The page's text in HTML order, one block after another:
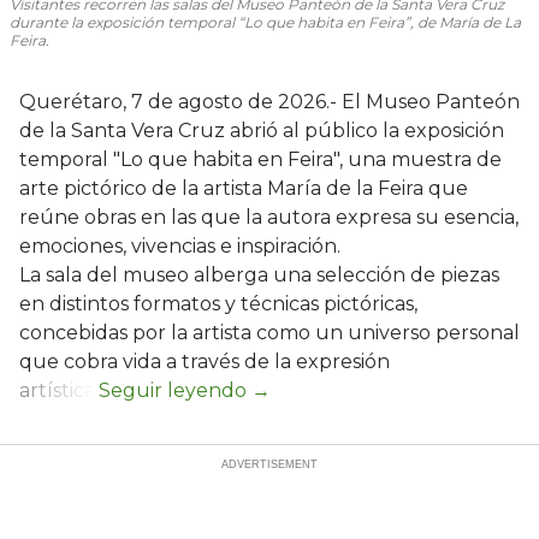
Visitantes recorren las salas del Museo Panteón de la Santa Vera Cruz
durante la exposición temporal “Lo que habita en Feira”, de María de La
Feira.
Querétaro, 7 de agosto de 2026.- El Museo Panteón
de la Santa Vera Cruz abrió al público la exposición
temporal "Lo que habita en Feira", una muestra de
arte pictórico de la artista María de la Feira que
reúne obras en las que la autora expresa su esencia,
emociones, vivencias e inspiración.
La sala del museo alberga una selección de piezas
en distintos formatos y técnicas pictóricas,
concebidas por la artista como un universo personal
que cobra vida a través de la expresión
artística.